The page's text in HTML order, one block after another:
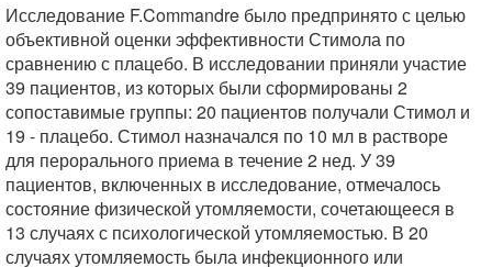
Исследование F.Commandre было предпринято с целью
объективной оценки эффективности Стимола по
сравнению с плацебо. В исследовании приняли участие
39 пациентов, из которых были сформированы 2
сопоставимые группы: 20 пациентов получали Стимол и
19 - плацебо. Стимол назначался по 10 мл в растворе
для перорального приема в течение 2 нед. У 39
пациентов, включенных в исследование, отмечалось
состояние физической утомляемости, сочетающееся в
13 случаях с психологической утомляемостью. В 20
случаях утомляемость была инфекционного или